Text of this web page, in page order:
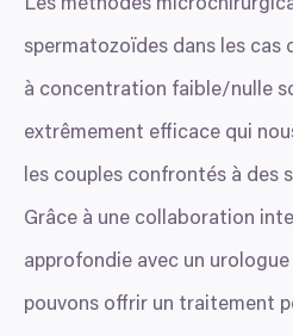
Les méthodes
spermatozoïdes dans les cas
à concentration faible/​nulle
extrêmement efficace qui
les couples confrontés à des
Grâce à une collaboration
approfondie avec un
pouvons offrir un traitement